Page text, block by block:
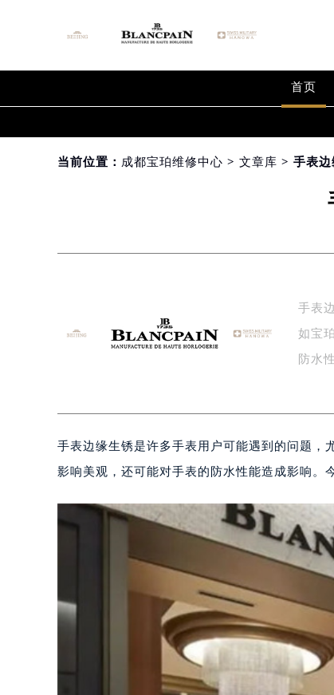
首页
当前位置： 成都宝珀维修中心 > 文章库 > 手表边
手表
如宝
防水
手表边缘生锈是许多手表用户可能遇到的问题，
影响美观，还可能对手表的防水性能造成影响。